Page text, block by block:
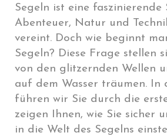
Segeln ist eine
Abenteuer, Natur und
vereint. Doch wie beginnt
Segeln? Diese Frage stellen
von den glitzernden Wellen
auf dem Wasser träumen. In
führen wir Sie durch die
zeigen Ihnen, wie Sie sicher
in die Welt des Segelns